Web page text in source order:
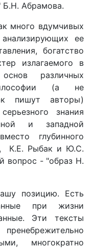
Б.Н. Абрамова.
много вдумчивых
ее
богатство
излагаемого в
различных
(а не
пишут авторы)
знания
и западной
глубинного
К.Е. Рыбак и Ю.С.
вопрос - "образ Н.
позицию. Есть
при жизни
Эти тексты
многократно